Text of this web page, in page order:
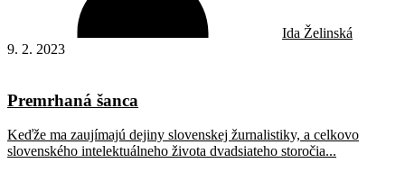
Ida Želinská
9. 2. 2023
Premrhaná šanca
Keďže ma zaujímajú dejiny slovenskej žurnalistiky, a celkovo
slovenského intelektuálneho života dvadsiateho storočia...